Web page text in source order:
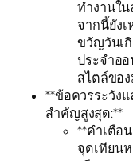
ทำงานใ
จากนี้ยัง
ขวัญวันเ
ประจำอ
สไตล์ขอ
**ข้อควรระวัง
สำคัญสูงสุด:**
**คำเตือ
จุดเทียน